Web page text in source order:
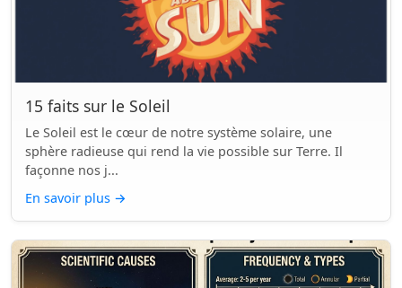
15 faits sur le Soleil
Le Soleil est le cœur de notre système solaire, une
sphère radieuse qui rend la vie possible sur Terre. Il
façonne nos j...
En savoir plus →